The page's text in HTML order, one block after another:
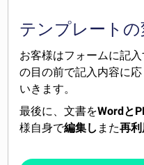
テンプレート
お客様はフォームに記
の目の前で記入内容に
いきます。
最後に、文書をWordと
様自身で編集し また再